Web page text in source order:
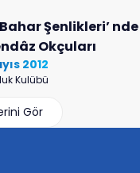
Şenlikleri’ nde
Okçuları
2012
Kulübü
Gör